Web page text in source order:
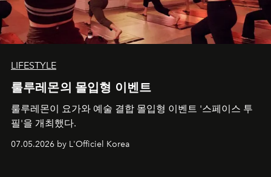
LIFESTYLE
룰루레몬의 몰입형 이벤트
룰루레몬이 요가와 예술 결합 몰입형 이벤트 '스페이스 투
필'을 개최했다.
07.05.2026 by L'Officiel Korea